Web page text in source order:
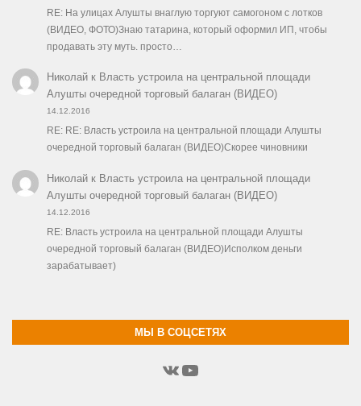
RE: На улицах Алушты внаглую торгуют самогоном с лотков
(ВИДЕО, ФОТО)Знаю татарина, который оформил ИП, чтобы
продавать эту муть. просто…
Николайк Власть устроила на центральной площади
Алушты очередной торговый балаган (ВИДЕО)
14.12.2016
RE: RE: Власть устроила на центральной площади Алушты
очередной торговый балаган (ВИДЕО)Скорее чиновники
Николайк Власть устроила на центральной площади
Алушты очередной торговый балаган (ВИДЕО)
14.12.2016
RE: Власть устроила на центральной площади Алушты
очередной торговый балаган (ВИДЕО)Исполком деньги
зарабатывает)
МЫ В СОЦСЕТЯХ
ВКонтакте
YouTube